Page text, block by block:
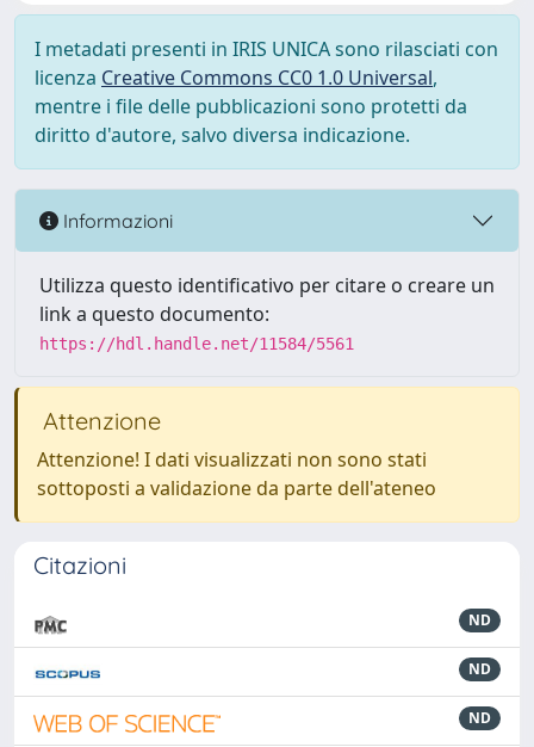
I metadati presenti in IRIS UNICA sono rilasciati con
licenza Creative Commons CC0 1.0 Universal,
mentre i file delle pubblicazioni sono protetti da
diritto d'autore, salvo diversa indicazione.
Informazioni
Utilizza questo identificativo per citare o creare un
link a questo documento:
https://hdl.handle.net/11584/5561
Attenzione
Attenzione! I dati visualizzati non sono stati
sottoposti a validazione da parte dell'ateneo
Citazioni
ND
ND
ND